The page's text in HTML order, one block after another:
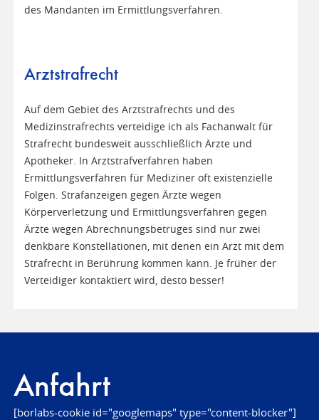
des Mandanten im Ermittlungsverfahren.
Arztstrafrecht
Auf dem Gebiet des Arztstrafrechts und des
Medizinstrafrechts verteidige ich als Fachanwalt für
Strafrecht bundesweit ausschließlich Ärzte und
Apotheker. In Arztstrafverfahren haben
Ermittlungsverfahren für Mediziner oft existenzielle
Folgen. Strafanzeigen gegen Ärzte wegen
Körperverletzung und Ermittlungsverfahren gegen
Ärzte wegen Abrechnungsbetruges sind nur zwei
denkbare Konstellationen, mit denen ein Arzt mit dem
Strafrecht in Berührung kommen kann. Je früher der
Verteidiger kontaktiert wird, desto besser!
Anfahrt
[borlabs-cookie id="googlemaps" type="content-blocker"]